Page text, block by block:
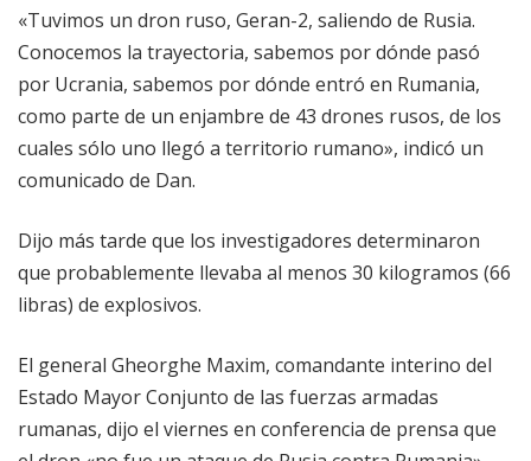
«Tuvimos un dron ruso, Geran-2, saliendo de Rusia.
Conocemos la trayectoria, sabemos por dónde pasó
por Ucrania, sabemos por dónde entró en Rumania,
como parte de un enjambre de 43 drones rusos, de los
cuales sólo uno llegó a territorio rumano», indicó un
comunicado de Dan.
Dijo más tarde que los investigadores determinaron
que probablemente llevaba al menos 30 kilogramos (66
libras) de explosivos.
El general Gheorghe Maxim, comandante interino del
Estado Mayor Conjunto de las fuerzas armadas
rumanas, dijo el viernes en conferencia de prensa que